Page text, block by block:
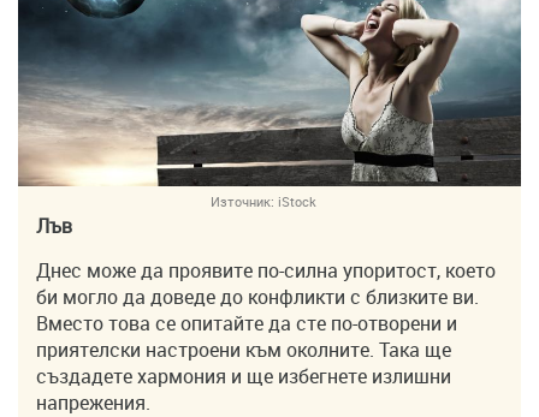
Източник: iStock
Лъв
Днес може да проявите по-силна упоритост, което
би могло да доведе до конфликти с близките ви.
Вместо това се опитайте да сте по-отворени и
приятелски настроени към околните. Така ще
създадете хармония и ще избегнете излишни
напрежения.